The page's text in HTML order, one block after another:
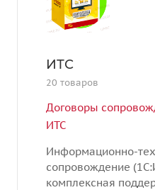
ИТС
20 товаров
Договоры
ИТС
Информационно-
сопровождение
комплексная